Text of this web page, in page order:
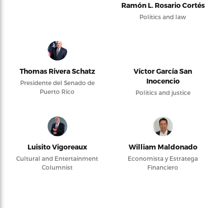
Ramón L. Rosario Cortés
Politics and law
Thomas Rivera Schatz
Presidente del Senado de
Puerto Rico
Víctor García San
Inocencio
Politics and justice
Luisito Vigoreaux
Cultural and Entertainment
Columnist
William Maldonado
Economista y Estratega
Financiero